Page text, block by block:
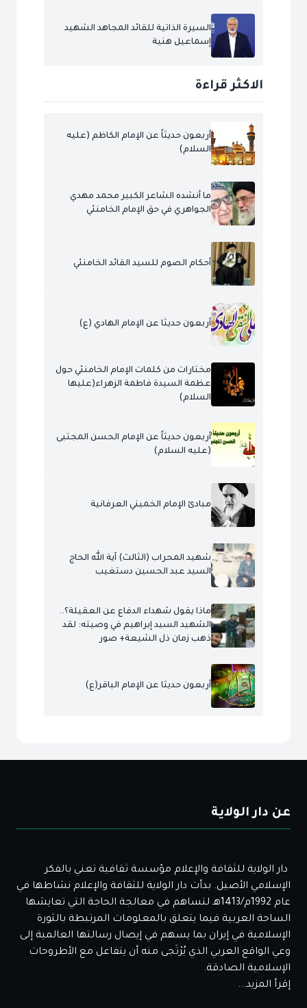
السيرة الذاتية للقائد المجاهد الشهيد
إسماعيل هنية
الاكثر قراءة
أربعون حديثاً عن الإمام الكاظم (عليه
السلام)
ما أنشده الشاعر الكبير محمد مهدي
الجواهري في حق الإمام الخامنئي
أحكام الصوم للسيد القائد الخامنئي
أربعون حديثا عن الإمام الهادي (ع)
مختارات من كلمات الإمام الخامنئي حول
عظمة السيدة فاطمة الزهراء(عليها
السلام)
أربعون حديثاً عن الإمام الحسن المجتبى
(عليه السلام)
مبادئ الإمام الخميني العرفانية
شهيد المحراب (الثالث) آية الله الحاج
السيد عبد الحسين دستغيب
ماذا يقول شهداء الدفاع عن العقيلة؟..
الشهيد السيد إبراهيم في وصيته: لقد
ذهب زمان ذل الشيعة+ صور
أربعون حديثا عن الإمام الباقر(ع)
عن دار الولاية
دار الولاية للثقافة والإعلام مؤسسة ثقافية تعني بالفكر
الإسلامي الأصيل. بدأت دار الولاية للثقافة والإعلام نشاطها في
عام 1992م/1413هـ لتساهم في معالجة الحاجة التي تعايشها
الساحة العربية فيما يتعلق بالمعلومات المرتبطة بالثورة
الإسلامية في إيران بما يسهم في إيصال رسالتها العالمية إلى
وعي الواقع العربي الذي يُرْتَجى منه أن يتفاعل مع الأطروحات
الإسلامية الصادقة.
إقرأ المزيد...